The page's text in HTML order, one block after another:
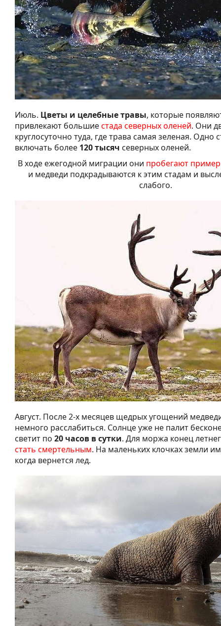
Июль. Цветы и целебные травы, которые
привлекают большиестада северных оленей. Они
круглосуточно туда, где трава самая зеленая. Одно
включать более 120 тысяч северных оленей.
В ходе ежегодной миграции они пробегают
и медведи подкрадываются к этим стадам и
слабого.
Август. После 2-х месяцев щедрых угощений
немного расслабиться. Солнце уже не палит
светит по 20 часов в сутки. Для моржа конец
стать смертельным. На маленьких клочках земли
когда вернется лед.